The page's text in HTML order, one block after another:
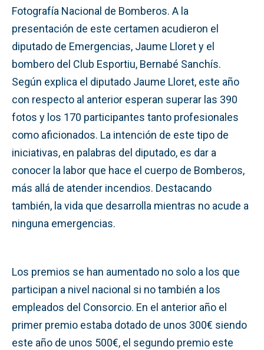
Fotografía Nacional de Bomberos. A la
presentación de este certamen acudieron el
diputado de Emergencias, Jaume Lloret y el
bombero del Club Esportiu, Bernabé Sanchís.
Según explica el diputado Jaume Lloret, este año
con respecto al anterior esperan superar las 390
fotos y los 170 participantes tanto profesionales
como aficionados. La intención de este tipo de
iniciativas, en palabras del diputado, es dar a
conocer la labor que hace el cuerpo de Bomberos,
más allá de atender incendios. Destacando
también, la vida que desarrolla mientras no acude a
ninguna emergencias.
Los premios se han aumentado no solo a los que
participan a nivel nacional si no también a los
empleados del Consorcio. En el anterior año el
primer premio estaba dotado de unos 300€ siendo
este año de unos 500€, el segundo premio este